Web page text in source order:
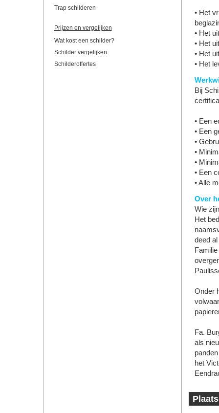
Trap schilderen
Prijzen en vergelijken
Wat kost een schilder?
Schilder vergelijken
Schilderoffertes
• Het
• Het
• Het
• Het
• Het
Bij
• Een
• Een
•
•
•
• Een
• Alle
Over
Wie
Het
deed
Onder
Fa.
als
het